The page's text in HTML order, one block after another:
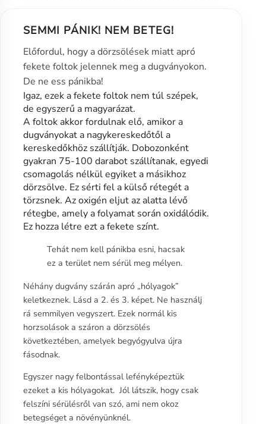
SEMMI PÁNIK! NEM BETEG!
Előfordul, hogy a dörzsölések miatt apró
fekete foltok jelennek meg a dugványokon.
De ne ess pánikba!
Igaz, ezek a fekete foltok nem túl szépek,
de egyszerű a magyarázat.
A foltok akkor fordulnak elő, amikor a
dugványokat a nagykereskedőtől a
kereskedőkhöz szállítják. Dobozonként
gyakran 75-100 darabot szállítanak, egyedi
csomagolás nélkül egyiket a másikhoz
dörzsölve. Ez sérti fel a külső rétegét a
törzsnek. Az oxigén eljut az alatta lévő
rétegbe, amely a folyamat során oxidálódik.
Ez hozza létre ezt a fekete színt.
Tehát nem kell pánikba esni, hacsak
ez a terület nem sérül meg mélyen.
Néhány dugvány szárán apró „hólyagok”
keletkeznek. Lásd a 2. és 3. képet. Ne használj
rá semmilyen vegyszert. Ezek normál kis
horzsolások a száron a dörzsölés
következtében, amelyek begyógyulva újra
fásodnak.
Egyszer nagy felbontással lefényképeztük
ezeket a kis hólyagokat. Jól látszik, hogy csak
felszíni sérülésről van szó, ami nem okoz
betegséget a növényünknél.